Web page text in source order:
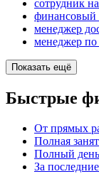
сотрудник
финансовый
менеджер
менеджер
Показать ещё
Быстрые
От прямых
Полная
Полный день
За